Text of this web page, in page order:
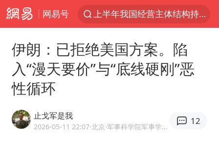
网易号
上半年我国经营主体结构持续优化
王艺迪2-4不敌张本美和止步4强
伊朗：已拒绝美国方案。陷
入“漫天要价”与“底线硬刚”恶
性循环
止戈军是我
2026-05-11 22:07·北京 ·军事科学院军事学博士、高校教师
12